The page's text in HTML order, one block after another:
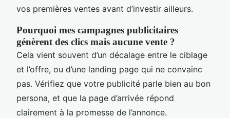
vos premières ventes avant d’investir ailleurs.
Pourquoi mes campagnes publicitaires
génèrent des clics mais aucune vente ?
Cela vient souvent d’un décalage entre le ciblage
et l’offre, ou d’une landing page qui ne convainc
pas. Vérifiez que votre publicité parle bien au bon
persona, et que la page d’arrivée répond
clairement à la promesse de l’annonce.